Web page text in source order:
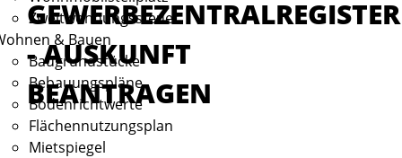
Zweitwohnungssteuer
& Bauen
Baugrundstücke
Bebauungspläne
Bodenrichtwerte
Flächennutzungsplan
Mietspiegel
GEWERBEZENTRALREGISTER
- AUSKUNFT
BEANTRAGEN